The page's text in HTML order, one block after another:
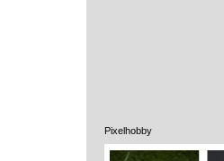
Pixelhobby